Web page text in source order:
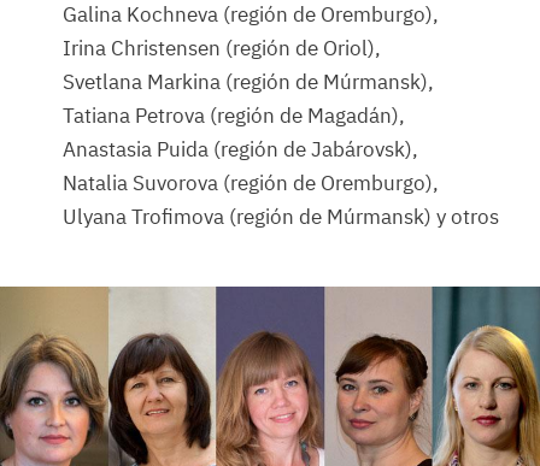
Galina Kochneva (región de Oremburgo),
Irina Christensen (región de Oriol),
Svetlana Markina (región de Múrmansk),
Tatiana Petrova (región de Magadán),
Anastasia Puida (región de Jabárovsk),
Natalia Suvorova (región de Oremburgo),
Ulyana Trofimova (región de Múrmansk) y otros